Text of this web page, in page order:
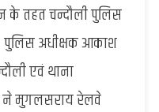
के तहत चन्दौली पुलिस
अधीक्षक आकाश
एवं थाना
ने मुगलसराय रेलवे